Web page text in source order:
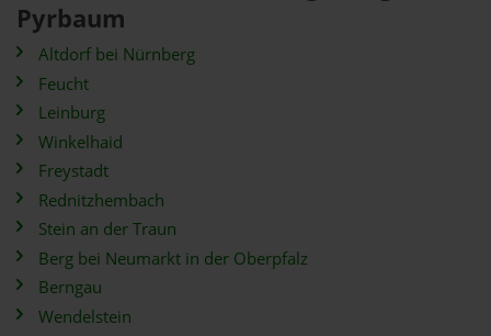
Pyrbaum
Altdorf bei Nürnberg
Feucht
Leinburg
Winkelhaid
Freystadt
Rednitzhembach
Stein an der Traun
Berg bei Neumarkt in der Oberpfalz
Berngau
Wendelstein